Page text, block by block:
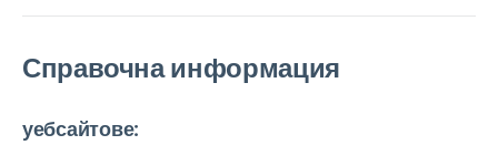
Справочна информация
уебсайтове: